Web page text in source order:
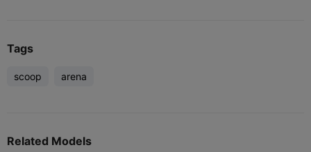
Tags
scoop arena
Related Models